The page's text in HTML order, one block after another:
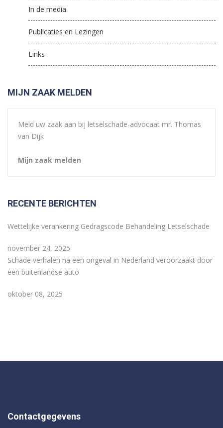
In de media
Publicaties en Lezingen
Links
MIJN ZAAK MELDEN
Meld uw zaak aan bij letselschade-advocaat mr. Thomas
van Dijk
Mijn zaak melden
RECENTE BERICHTEN
Wettelijke verankering Gedragscode Behandeling Letselschade
november 24, 2025
Schade verhalen na een ongeval in Nederland veroorzaakt door
een buitenlandse auto
oktober 08, 2025
Contactgegevens